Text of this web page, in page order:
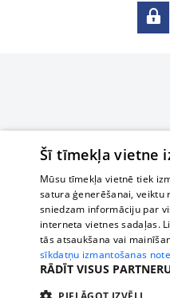
Šī tīmekļa vietne
Mūsu tīmekļa vietnē tiek
satura ģenerēšanai, veiktu
sniedzam informāciju par
interneta vietnes sadaļas.
tās atsaukšana vai
sīkdatņu izmantošanas
RĀDĪT VISUS